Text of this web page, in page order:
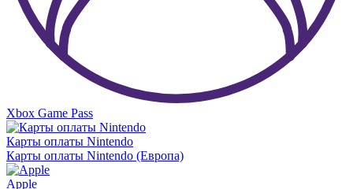
Xbox Game Pass
Карты оплаты Nintendo
Карты оплаты Nintendo (Европа)
Apple